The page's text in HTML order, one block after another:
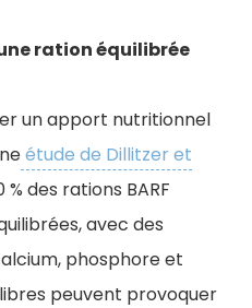
ration équilibrée
un apport nutritionnel
étude de Dillitzer et
des rations BARF
avec des
phosphore et
peuvent provoquer